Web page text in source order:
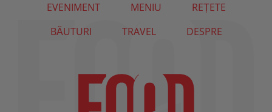
EVENIMENT MENIU
REȚETE
BĂUTURI
TRAVEL DESPRE